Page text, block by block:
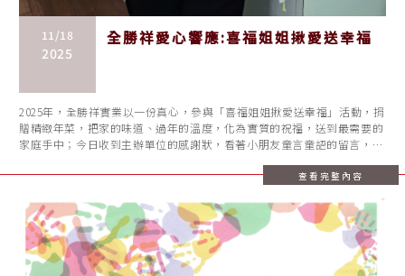
11/18
2025
全勝祥愛心響應:喜福姐姐揪愛送幸福
2025年，全勝祥實業以一份真心，參與「喜福姐姐揪愛送幸福」活動，捐
贈精緻年菜，把家的味道、過年的溫度，化為實質的祝福，送到最需要的
家庭手中；今日收到主辦單位的感謝狀，看著小朋友童言童語的留言，我
查看完整內容